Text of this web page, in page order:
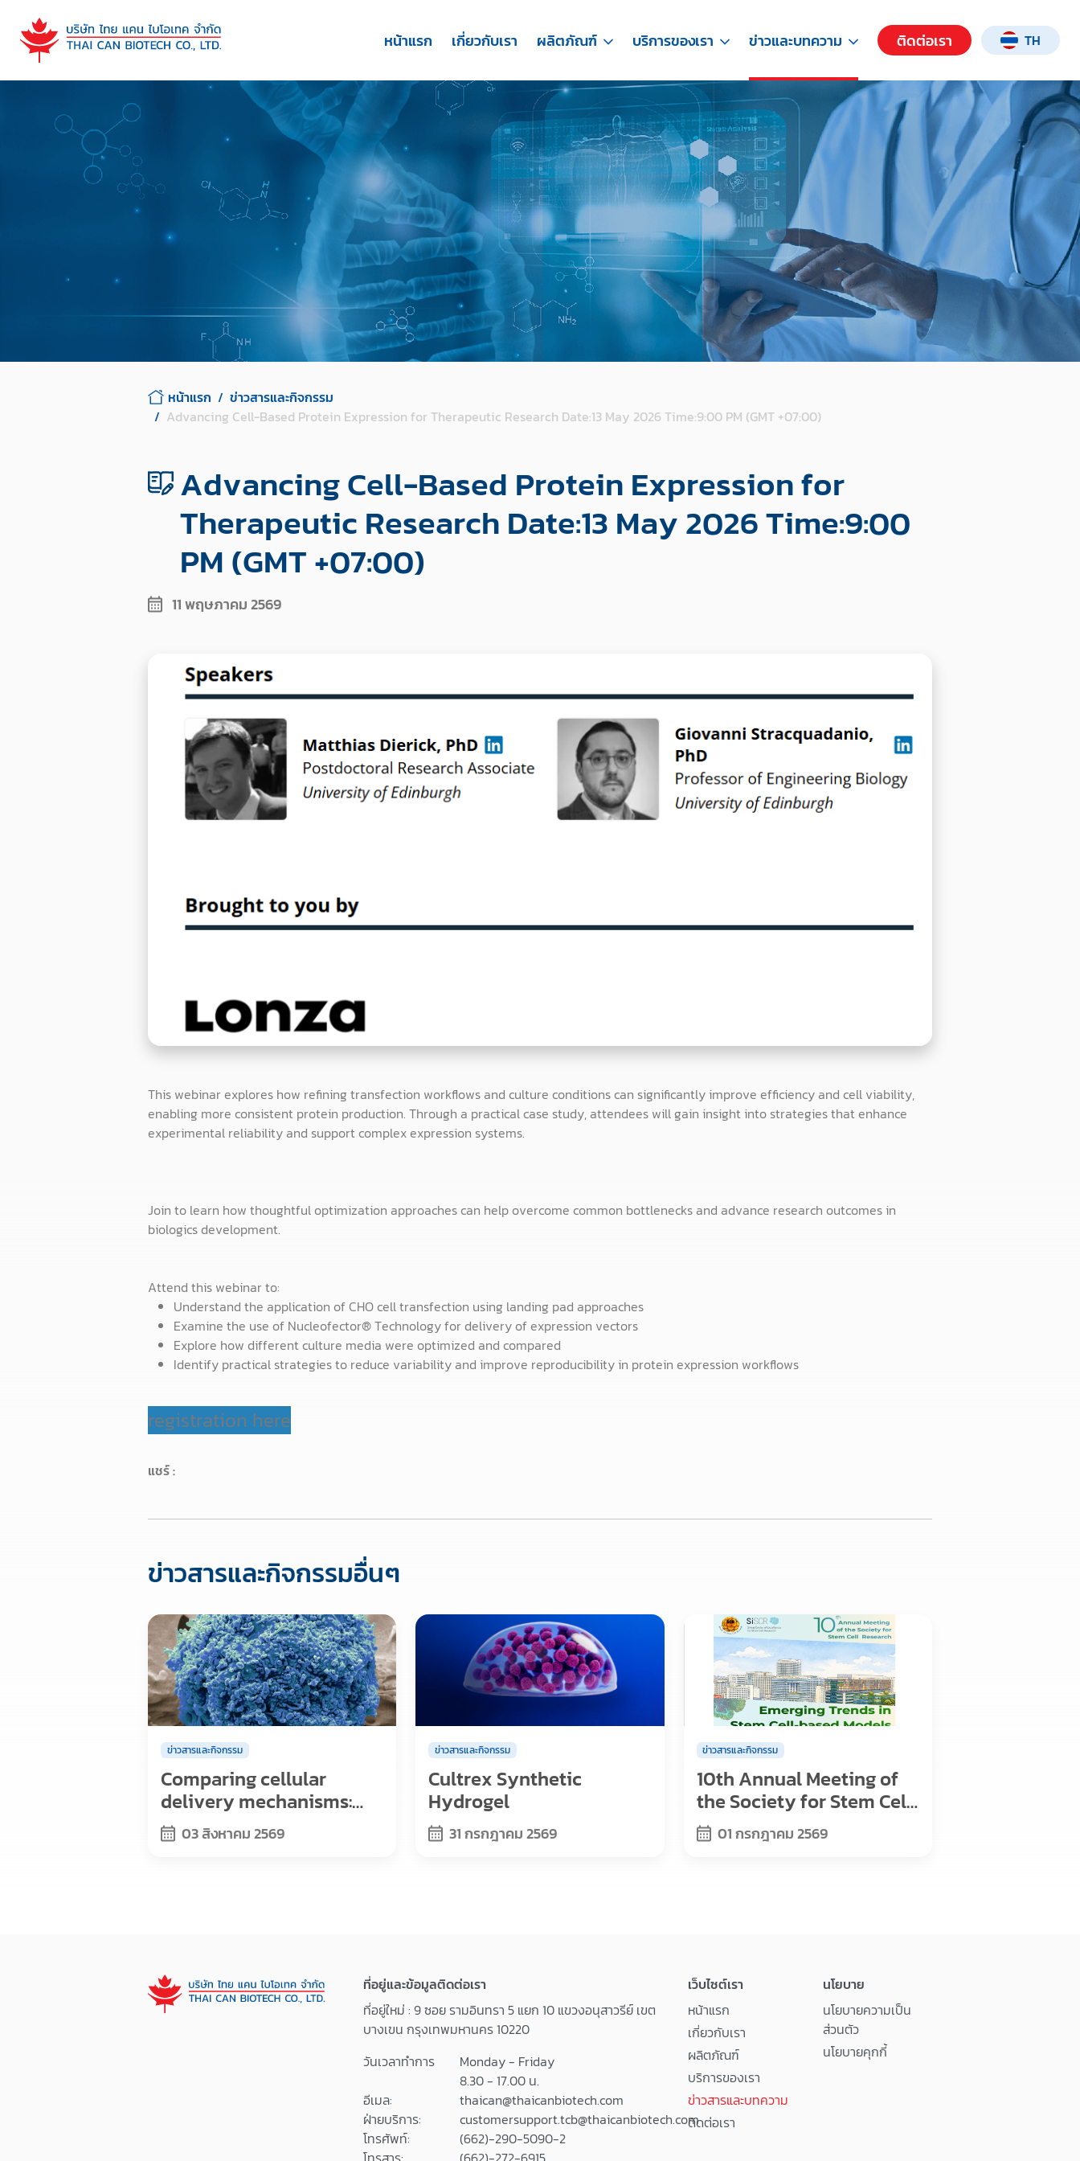
หน้าแรก เกี่ยวกับเรา ผลิตภัณฑ์ บริการของเรา ข่าวและบทความ ติดต่อเรา TH
หน้าแรก
ข่าวสารและกิจกรรม
Advancing Cell-Based Protein Expression for Therapeutic Research Date:13 May 2026 Time:9:00 PM (GMT +07:00)
Advancing Cell-Based Protein Expression for
Therapeutic Research Date:13 May 2026 Time:9:00
PM (GMT +07:00)
11 พฤษภาคม 2569
This webinar explores how refining transfection workflows and culture conditions can significantly improve efficiency and cell viability,
enabling more consistent protein production. Through a practical case study, attendees will gain insight into strategies that enhance
experimental reliability and support complex expression systems.
Join to learn how thoughtful optimization approaches can help overcome common bottlenecks and advance research outcomes in
biologics development.
Attend this webinar to:
Understand the application of CHO cell transfection using landing pad approaches
Examine the use of Nucleofector® Technology for delivery of expression vectors
Explore how different culture media were optimized and compared
Identify practical strategies to reduce variability and improve reproducibility in protein expression workflows
registration here
แชร์ :
ข่าวสารและกิจกรรมอื่นๆ
ข่าวสารและกิจกรรม
Comparing cellular
delivery mechanisms:
Exosomes, viral vectors,
and nanoparticles
03 สิงหาคม 2569
ข่าวสารและกิจกรรม
Cultrex Synthetic
Hydrogel
31 กรกฎาคม 2569
ข่าวสารและกิจกรรม
10th Annual Meeting of
the Society for Stem Cell
Research
01 กรกฎาคม 2569
ที่อยู่และข้อมูลติดต่อเรา
ที่อยู่ใหม่ : 9 ซอย รามอินทรา 5 แยก 10 แขวงอนุสาวรีย์ เขต
บางเขน กรุงเทพมหานคร 10220
วันเวลาทำการ
Monday - Friday
8.30 - 17.00 น.
อีเมล:
thaican@thaicanbiotech.com
ฝ่ายบริการ:
customersupport.tcb@thaicanbiotech.com
โทรศัพท์:
(662)-290-5090-2
เว็บไซต์เรา
หน้าแรก
เกี่ยวกับเรา
ผลิตภัณฑ์
บริการของเรา
ข่าวสารและบทความ
ติดต่อเรา
นโยบาย
นโยบายความเป็น
ส่วนตัว
นโยบายคุกกี้